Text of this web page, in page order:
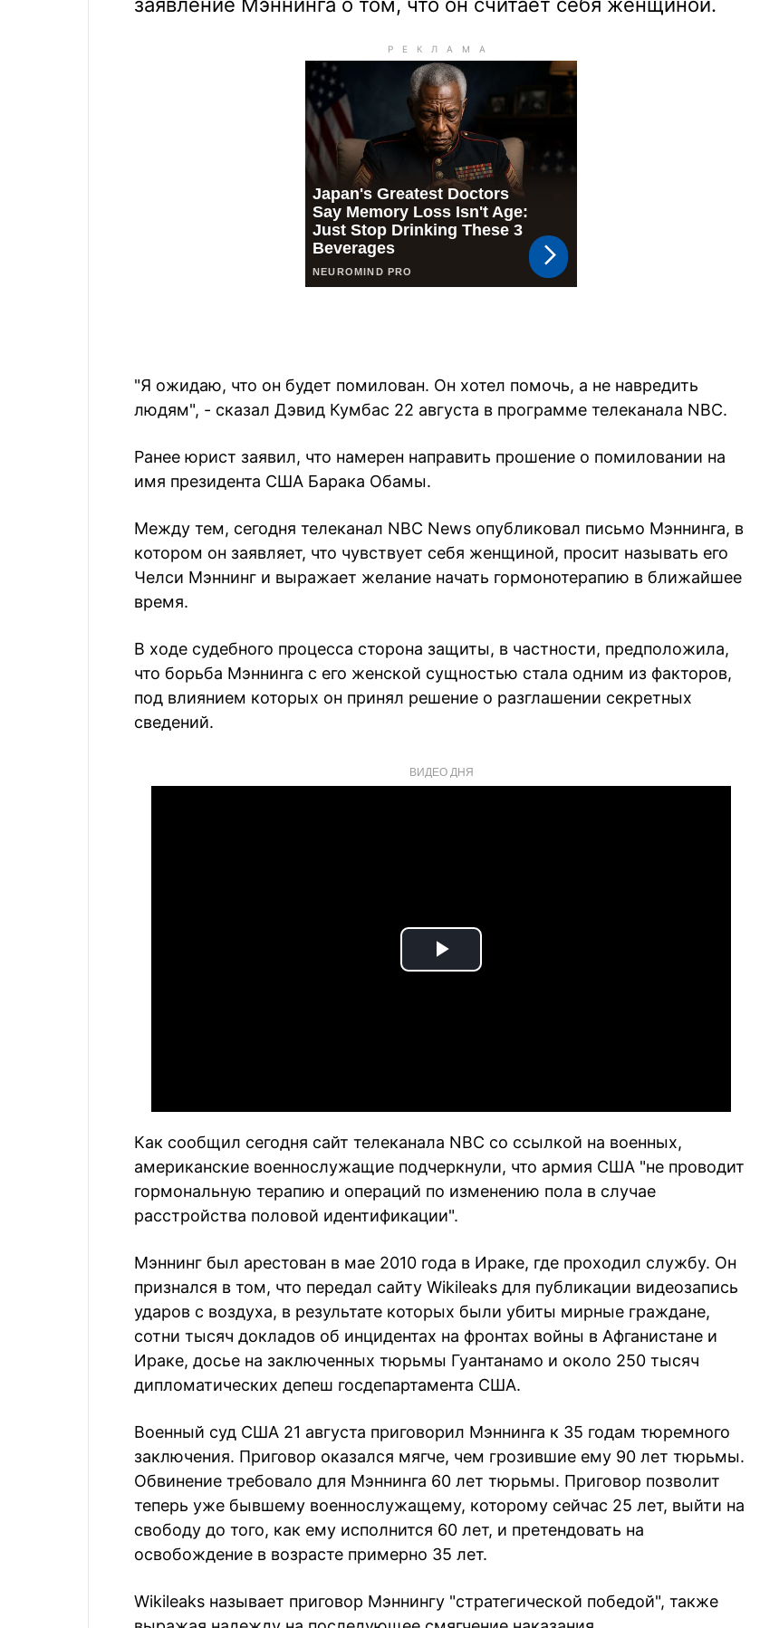
"Я ожидаю, что он будет помилован. Он хотел помочь, а не навредить
людям", - сказал Дэвид Кумбас 22 августа в программе телеканала NBC.
Ранее юрист заявил, что намерен направить прошение о помиловании на
имя президента США Барака Обамы.
Между тем, сегодня телеканал NBC News опубликовал письмо Мэннинга, в
котором он заявляет, что чувствует себя женщиной, просит называть его
Челси Мэннинг и выражает желание начать гормонотерапию в ближайшее
время.
В ходе судебного процесса сторона защиты, в частности, предположила,
что борьба Мэннинга с его женской сущностью стала одним из факторов,
под влиянием которых он принял решение о разглашении секретных
сведений.
ВИДЕО ДНЯ
Play
Как сообщил сегодня сайт телеканала NBC со ссылкой на военных,
американские военнослужащие подчеркнули, что армия США "не проводит
гормональную терапию и операций по изменению пола в случае
расстройства половой идентификации".
Мэннинг был арестован в мае 2010 года в Ираке, где проходил службу. Он
признался в том, что передал сайту Wikileaks для публикации видеозапись
ударов с воздуха, в результате которых были убиты мирные граждане,
сотни тысяч докладов об инцидентах на фронтах войны в Афганистане и
Ираке, досье на заключенных тюрьмы Гуантанамо и около 250 тысяч
дипломатических депеш госдепартамента США.
Военный суд США 21 августа приговорил Мэннинга к 35 годам тюремного
заключения. Приговор оказался мягче, чем грозившие ему 90 лет тюрьмы.
Обвинение требовало для Мэннинга 60 лет тюрьмы. Приговор позволит
теперь уже бывшему военнослужащему, которому сейчас 25 лет, выйти на
свободу до того, как ему исполнится 60 лет, и претендовать на
освобождение в возрасте примерно 35 лет.
Wikileaks называет приговор Мэннингу "стратегической победой", также